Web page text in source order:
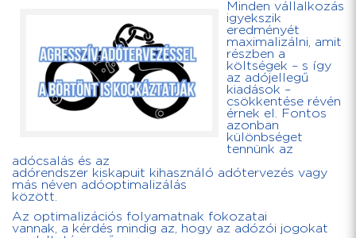
Minden vállalkozás
igyekszik
eredményét
maximalizálni, amit
részben a
költségek – s így
az adójellegű
kiadások –
csökkentése révén
érnek el. Fontos
azonban
különbséget
tennünk az
adócsalás és az
adórendszer kiskapuit kihasználó adótervezés vagy
más néven adóoptimalizálás
között.
Az optimalizációs folyamatnak fokozatai
vannak, a kérdés mindig az, hogy az adózói jogokat